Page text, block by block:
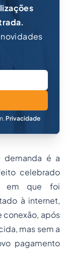
Privacidade
é a
celebrado
em que foi
à internet,
conexão, após
mas sem a
pagamento